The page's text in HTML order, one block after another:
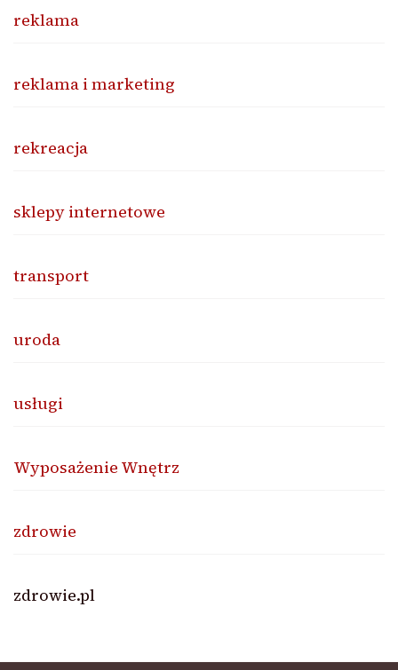
reklama
reklama i marketing
rekreacja
sklepy internetowe
transport
uroda
usługi
Wyposażenie Wnętrz
zdrowie
zdrowie.pl